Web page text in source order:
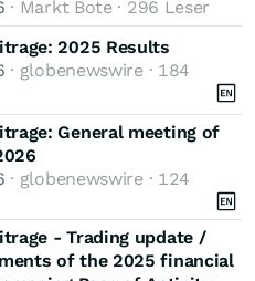
· Markt Bote · 296 Leser
2025 Results
· globenewswire · 184
General meeting of
· globenewswire · 124
- Trading update /
of the 2025 financial